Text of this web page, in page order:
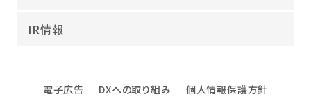
教育・人材紹介
役員紹介
幸せな仕事総合研究所
エンジニアインタビュー
IR情報
電子広告 DXへの取り組み
個人情報保護方針